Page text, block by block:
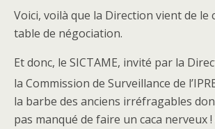
Voici, voilà que la Direction vient de le
table de négociation.
Et donc, le SICTAME, invité par la
la Commission de Surveillance de
la barbe des anciens irréfragables
pas manqué de faire un caca nerveux !